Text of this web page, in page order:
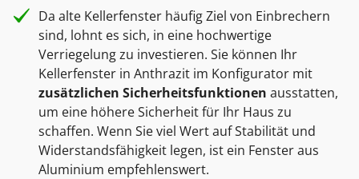
Da alte Kellerfenster häufig Ziel von Einbrechern
sind, lohnt es sich, in eine hochwertige
Verriegelung zu investieren. Sie können Ihr
Kellerfenster in Anthrazit im Konfigurator mit
zusätzlichen Sicherheitsfunktionen ausstatten,
um eine höhere Sicherheit für Ihr Haus zu
schaffen. Wenn Sie viel Wert auf Stabilität und
Widerstandsfähigkeit legen, ist ein Fenster aus
Aluminium empfehlenswert.